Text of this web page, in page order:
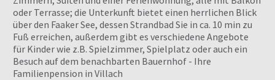
oder Terrasse; die Unterkunft bietet einen herrlichen Blick
über den Faaker See, dessen Strandbad Sie in ca. 10 min zu
Fuß erreichen, außerdem gibt es verschiedene Angebote
für Kinder wie z.B. Spielzimmer, Spielplatz oder auch ein
Besuch auf dem benachbarten Bauernhof - Ihre
Familienpension in Villach